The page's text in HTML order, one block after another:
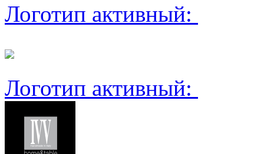
Логотип активный:
Логотип активный: